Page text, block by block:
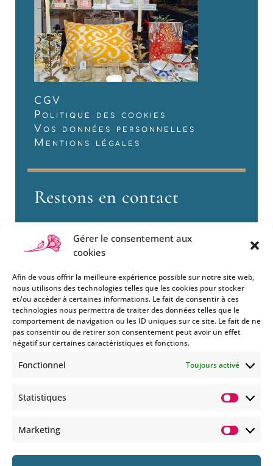
Gérer le consentement aux
cookies
Afin de vous offrir la meilleure expérience possible sur notre site web,
nous utilisons des technologies telles que les cookies pour stocker
et/ou accéder à certaines informations. Le fait de consentir à ces
technologies nous permettra de traiter des données telles que le
comportement de navigation ou les ID uniques sur ce site. Le fait de ne
pas consentir ou de retirer son consentement peut avoir un effet
négatif sur certaines caractéristiques et fonctions.
Fonctionnel Toujours activé
Statistiques
Marketing
CGV
Politique des cookies
Vos données personnelles
Mentions légales
Restons en contact
Si vous souhaitez être informés
des nouveautés et évènements
que nous organisons
abonnez-vous à notre
de nos MMS.
En savoir plus